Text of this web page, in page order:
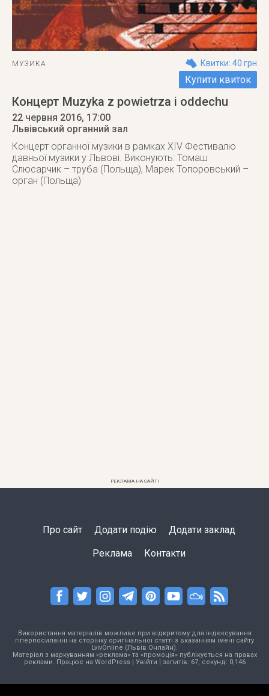
МУЗИКА Квитки: 40 грн
Купити квиток
Концерт Muzyka z powietrza i oddechu
22 червня 2016, 17:00
Львівський органний зал
Концерт органної музики в рамках XIV Фестивалю
давньої музики у Львові. Виконують: Томаш
Слюсарчик – труба (Польща), Марек Топоровський –
орган (Польща)
РЕКЛАМА НА САЙТІ
Про сайт Додати подію Додати заклад
Реклама Контакти
Використання матеріалів можливе при відкритому для індексування
гіперпосиланні на сторінку оригінальної статті з вказанням імені сайту
LvivOnline (Львів Онлайн).
Матеріал з маркуванням «реклама» та «промоція» публікується на правах
реклами. Працює на WordPress| Увійти | запитів: 67, секунд: 0,146